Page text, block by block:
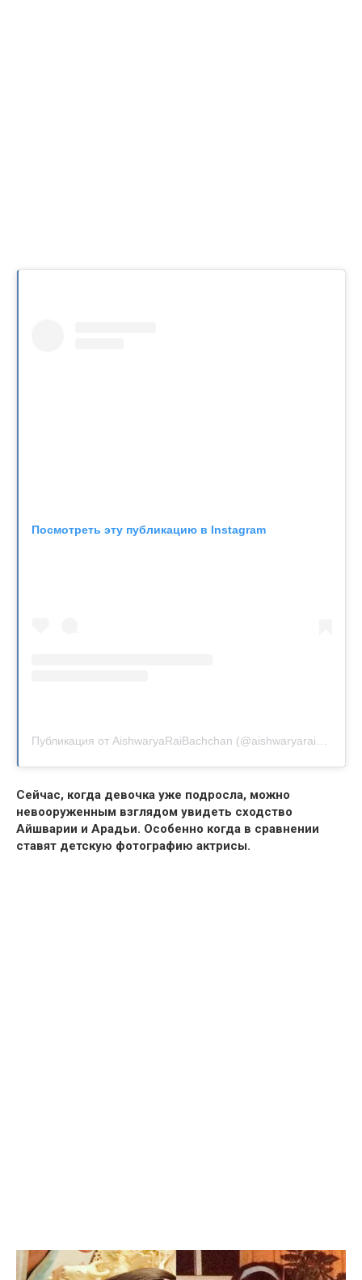
Посмотреть эту публикацию в Instagram
Сейчас, когда девочка уже подросла, можно
невооруженным взглядом увидеть сходство
Айшварии и Арадьи. Особенно когда в сравнении
ставят детскую фотографию актрисы.